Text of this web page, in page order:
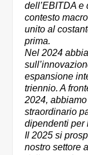
dell’EBITDA e
contesto
unito al
prima.
Nel 2024
espansione
triennio. A
2024,
straordinario
dipendenti per
Il 2025 si
nostro settore